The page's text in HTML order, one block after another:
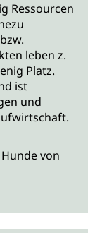
Ressourcen
leben z.
Platz.
ist
und
von